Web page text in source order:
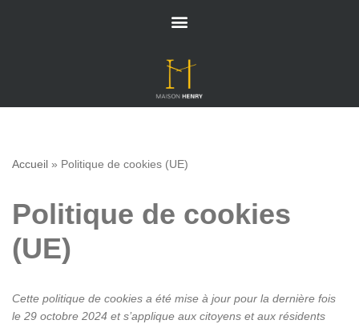
Accueil » Politique de cookies (UE)
Politique de cookies
(UE)
Cette politique de cookies a été mise à jour pour la dernière fois
le 29 octobre 2024 et s’applique aux citoyens et aux résidents